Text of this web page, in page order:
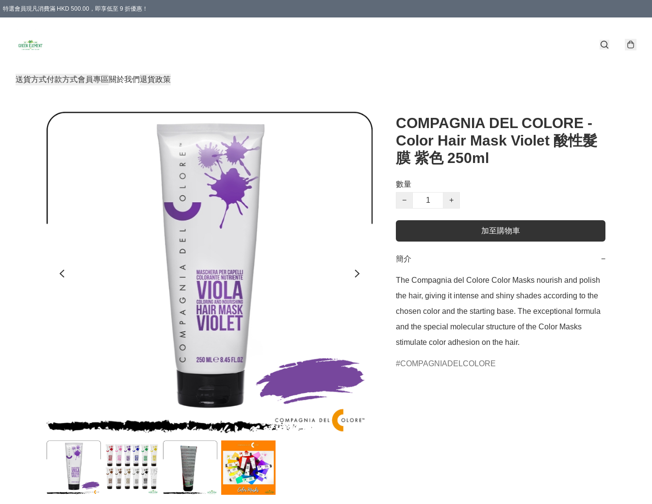
特選會員現凡消費滿 HKD 500.00，即享低至 9 折優惠！
送貨方式付款方式會員專區關於我們退貨政策
COMPAGNIA DEL COLORE -
Color Hair Mask Violet 酸性髮
膜 紫色 250ml
數量
−
+
加至購物車
簡介 −
The Compagnia del Colore Color Masks nourish and polish
the hair, giving it intense and shiny shades according to the
chosen color and the starting base. The exceptional formula
and the special molecular structure of the Color Masks
stimulate color adhesion on the hair.
COMPAGNIADELCOLORE